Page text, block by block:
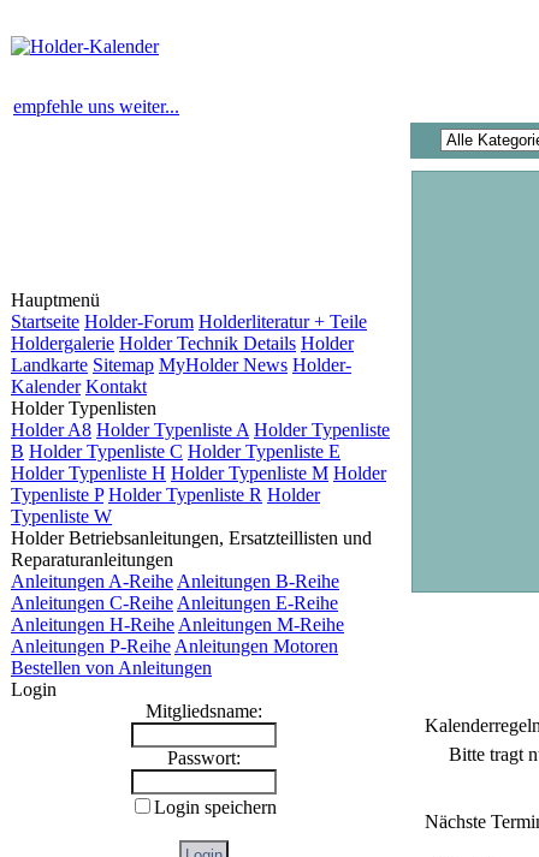
empfehle uns weiter...
Hauptmenü
Startseite Holder-Forum Holderliteratur + Teile
Holdergalerie Holder Technik Details Holder
Landkarte Sitemap MyHolder News Holder-
Kalender Kontakt
Holder Typenlisten
Holder A8 Holder Typenliste A Holder Typenliste
B Holder Typenliste C Holder Typenliste E
Holder Typenliste H Holder Typenliste M Holder
Typenliste P Holder Typenliste R Holder
Typenliste W
Holder Betriebsanleitungen, Ersatzteillisten und
Reparaturanleitungen
Anleitungen A-Reihe Anleitungen B-Reihe
Anleitungen C-Reihe Anleitungen E-Reihe
Anleitungen H-Reihe Anleitungen M-Reihe
Anleitungen P-Reihe Anleitungen Motoren
Bestellen von Anleitungen
Login
Mitgliedsname:
Passwort:
Login speichern
Bitte tragt
Nächste